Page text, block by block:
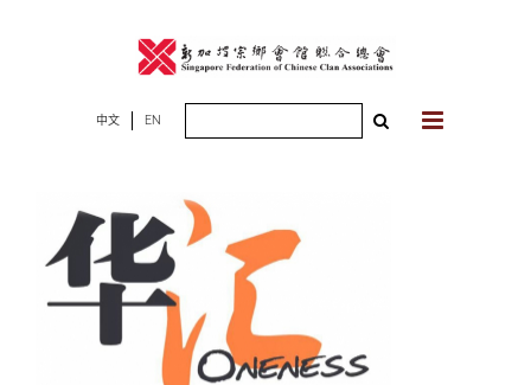
中文 EN